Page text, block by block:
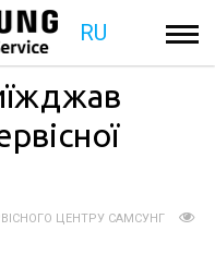
RU
ЦЕНТРУ САМСУНГ